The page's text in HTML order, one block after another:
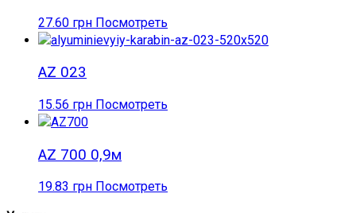
27.60 грн Посмотреть
AZ 023
15.56 грн Посмотреть
AZ 700 0,9м
19.83 грн Посмотреть